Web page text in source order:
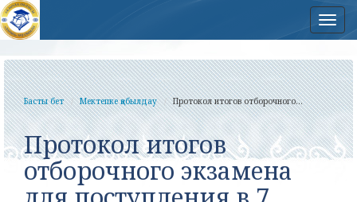
Басты бет Мектепке қабылдау Протокол итогов отборочного...
Протокол итогов
отборочного экзамена